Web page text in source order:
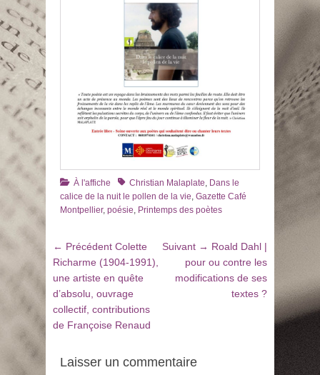
Catégories
À l'affiche TagsChristian Malaplate, Dans le
calice de la nuit le pollen de la vie, Gazette Café
Montpellier, poésie, Printemps des poètes
Navigation
de
l’article
← Précédent Article
précédent
Colette
Richarme (1904-1991),
une artiste en quête
d’absolu, ouvrage
collectif, contributions
de Françoise Renaud
Suivant → Article
suivant
:
Roald Dahl |
pour ou contre les
modifications de ses
textes ?
Laisser un commentaire